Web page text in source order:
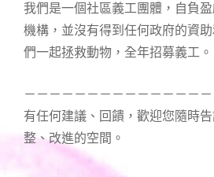
我們是一個社區義工團體，自負
機構，並沒有得到任何政府的資
們一起拯救動物，全年招募義工。
－－－－－－－－－－－－－－－
有任何建議、回饋，歡迎您隨時
整、改進的空間。